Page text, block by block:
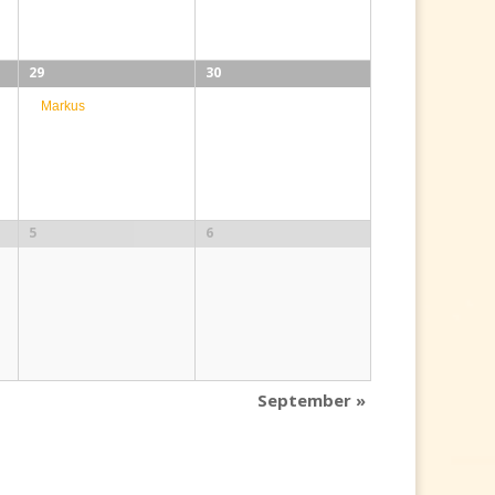
29
Markus
30
5 6
September »